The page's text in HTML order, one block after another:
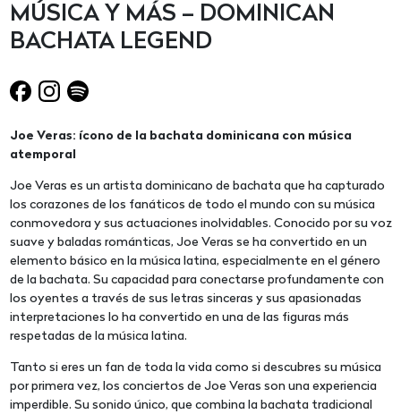
MÚSICA Y MÁS – DOMINICAN
BACHATA LEGEND
Joe Veras: ícono de la bachata dominicana con música
atemporal
Joe Veras es un artista dominicano de bachata que ha capturado
los corazones de los fanáticos de todo el mundo con su música
conmovedora y sus actuaciones inolvidables. Conocido por su voz
suave y baladas románticas, Joe Veras se ha convertido en un
elemento básico en la música latina, especialmente en el género
de la bachata. Su capacidad para conectarse profundamente con
los oyentes a través de sus letras sinceras y sus apasionadas
interpretaciones lo ha convertido en una de las figuras más
respetadas de la música latina.
Tanto si eres un fan de toda la vida como si descubres su música
por primera vez, los conciertos de Joe Veras son una experiencia
imperdible. Su sonido único, que combina la bachata tradicional